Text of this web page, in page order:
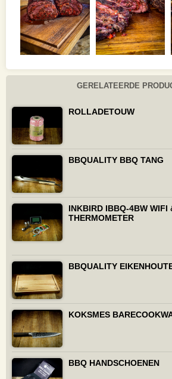
GERELATEERDE
ROLLADETOUW
BBQUALITY BBQ TANG
INKBIRD IBBQ-4BW WIFI
THERMOMETER
BBQUALITY
KOKSMES
BBQ HANDSCHOENEN